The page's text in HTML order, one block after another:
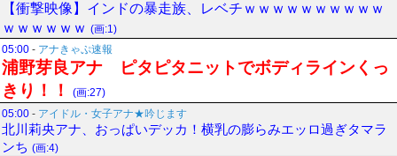
【衝撃映像】インドの暴走族、レベチｗｗｗｗｗｗｗｗｗｗ
ｗｗｗｗｗｗ (画:1)
05:00 - アナきゃぷ速報
浦野芽良アナ ピタピタニットでボディラインくっ
きり！！
(画:27)
05:00 - アイドル・女子アナ★吟じます
北川莉央アナ、おっぱいデッカ！横乳の膨らみエッロ過ぎタマラ
ンち (画:4)